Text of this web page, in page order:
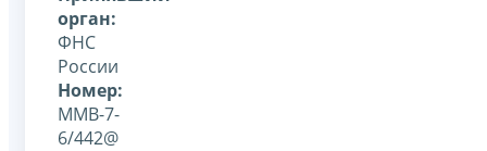
орган:
ФНС
России
Номер:
ММВ-7-
6/442@